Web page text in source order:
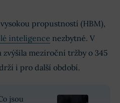
propustností (HBM),
inteligence nezbytné. V
meziroční tržby o 345
i pro další období.
jsou